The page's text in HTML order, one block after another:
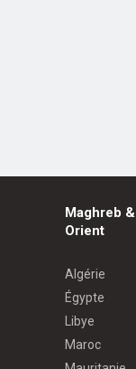
Maghreb
Orient
Algérie
Égypte
Libye
Maroc